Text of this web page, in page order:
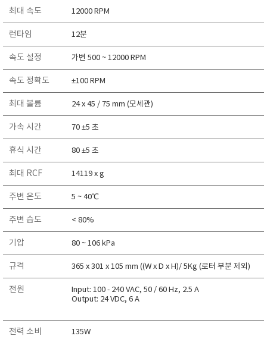
RIXEN
SaveCoat
SENSECA
Sensortechnikk Meinsberg
SENTEST
SENTRY
SHINAGAWA
SHINYEI TECHNOLOGY
SIMCO
SNDWAY
Solarmeter®
SONIC CORPORATION
T&D
TFA Dostmann
최대 속도 12000 RPM
런타임 12분
속도 설정 가변 500 ~ 12000 RPM
속도 정확도 ±100 RPM
최대 볼륨 24 x 45 / 75 mm (모세관)
가속 시간 70 ±5 초
휴식 시간 80 ±5 초
최대 RCF 14119 x g
주변 온도 5 ~ 40℃
주변 습도 < 80%
기압 80 ~ 106 kPa
규격 365 x 301 x 105 mm ((W x D x H)/ 5Kg (로터 부분 제외)
전원
Input: 100 ‐ 240 VAC, 50 / 60 Hz, 2.5 A
Output: 24 VDC, 6 A
전력 소비 135W